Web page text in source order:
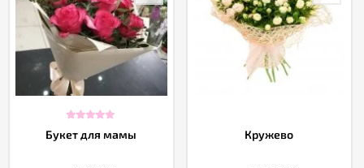
Букет для мамы Кружево